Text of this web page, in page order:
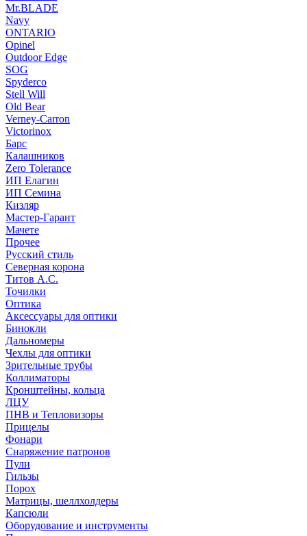
Mr.BLADE
Navy
ONTARIO
Opinel
Outdoor Edge
SOG
Spyderco
Stell Will
Old Bear
Verney-Carron
Victorinox
Барс
Калашников
Zero Tolerance
ИП Елагин
ИП Семина
Кизляр
Мастер-Гарант
Мачете
Прочее
Русский стиль
Северная корона
Титов А.С.
Точилки
Оптика
Аксессуары для оптики
Бинокли
Дальномеры
Чехлы для оптики
Зрительные трубы
Коллиматоры
Кронштейны, кольца
ЛЦУ
ПНВ и Тепловизоры
Прицелы
Фонари
Снаряжение патронов
Пули
Гильзы
Порох
Матрицы, шеллхолдеры
Капсюли
Оборудование и инструменты